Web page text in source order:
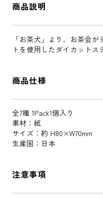
商品説明
「お茶犬」より、お茶会
トを使用したダイカットス
商品仕様
全7種 1Pack1個入り
素材：紙
サイズ：約 H80×W70mm
生産国：日本
注意事項